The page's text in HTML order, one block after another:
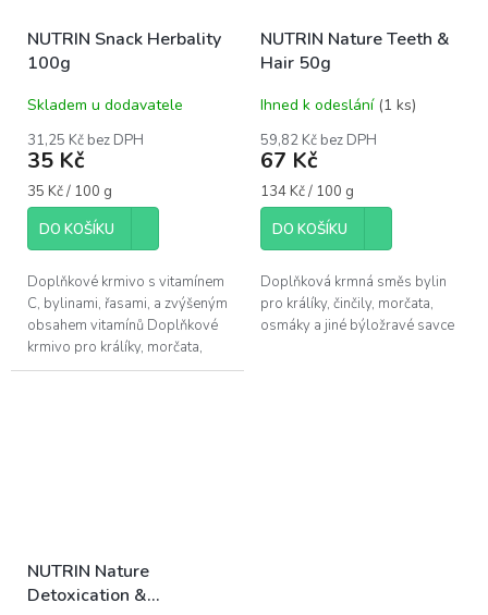
NUTRIN Snack Herbality
100g
Skladem u dodavatele
31,25 Kč bez DPH
35 Kč
Měrná
cena:
35 Kč / 100 g
DO KOŠÍKU
Doplňkové krmivo s vitamínem
C, bylinami, řasami, a zvýšeným
obsahem vitamínů Doplňkové
krmivo pro králíky, morčata,
činčily a osmáky, obohacené o
NUTRIN Nature Teeth &
Hair 50g
Ihned k odeslání (1 ks)
59,82 Kč bez DPH
67 Kč
Měrná
cena:
134 Kč / 100 g
DO KOŠÍKU
Doplňková krmná směs bylin
pro králíky, činčily, morčata,
osmáky a jiné býložravé savce
NUTRIN Nature
Detoxication &